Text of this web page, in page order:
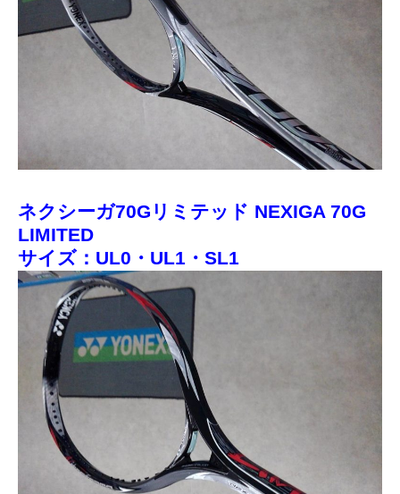
ネクシーガ70Gリミテッド NEXIGA 70G
LIMITED
サイズ：UL0・UL1・SL1